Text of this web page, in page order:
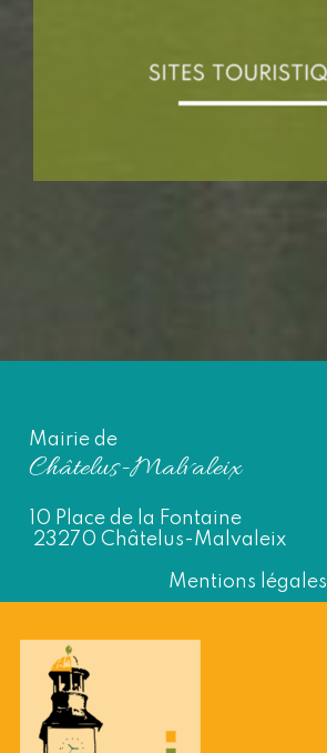
Mairie de
Châtelus-Malvaleix
10 Place de la Fontaine
23270 Châtelus-Malvaleix
Mentions légales